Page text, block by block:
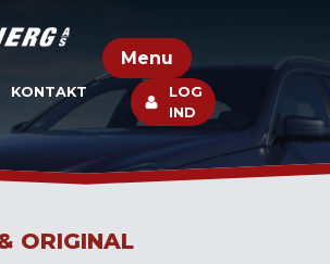
Menu
KONTAKT
LOG
IND
ORIGINAL